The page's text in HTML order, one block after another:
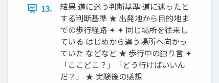
13.
結果 道に迷う判断基準 道に迷ったと
する判断基準 ★ 出発地から目的地ま
での歩行経路 ✦ ✦ 同じ場所を往来し
ている はじめから違う場所へ向かっ
ていた などなど ★ 歩行中の独り言 ✦
「ここどこ？」「どう行けばいいん
だ？」 ★ 実験後の感想